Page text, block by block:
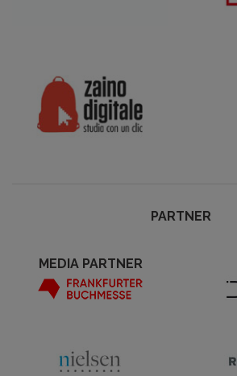
PARTNER
MEDIA PARTNER